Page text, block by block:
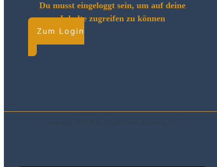
Du musst eingeloggt sein, um auf deine
Inhalte zugreifen zu können
Zum Login